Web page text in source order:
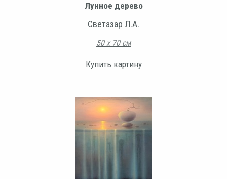
Лунное дерево
Светазар Л.А.
50 х 70 см
Купить картину